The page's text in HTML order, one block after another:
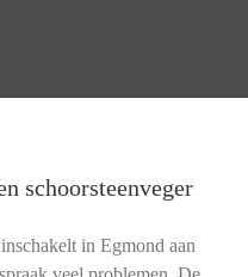
schoorsteenveger
in Egmond aan